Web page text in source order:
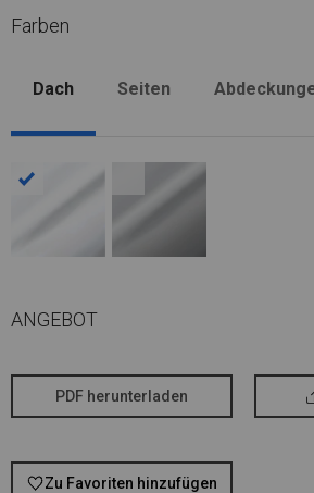
Farben
Dach Seiten
ANGEBOT
PDF herunterladen
Zu Favoriten hinzufügen